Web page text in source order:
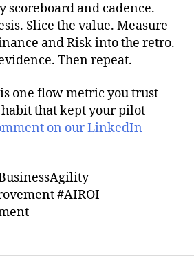
scoreboard and cadence.
Slice the value. Measure
and Risk into the retro.
Then repeat.
one flow metric you trust
habit that kept your pilot
on our LinkedIn
#AIROI